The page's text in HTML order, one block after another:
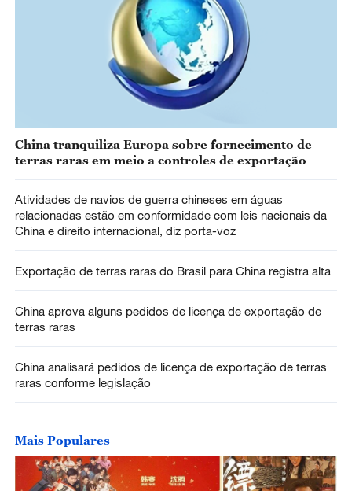
China tranquiliza Europa sobre fornecimento de
terras raras em meio a controles de exportação
Atividades de navios de guerra chineses em águas
relacionadas estão em conformidade com leis nacionais da
China e direito internacional, diz porta-voz
Exportação de terras raras do Brasil para China registra alta
China aprova alguns pedidos de licença de exportação de
terras raras
China analisará pedidos de licença de exportação de terras
raras conforme legislação
Mais Populares